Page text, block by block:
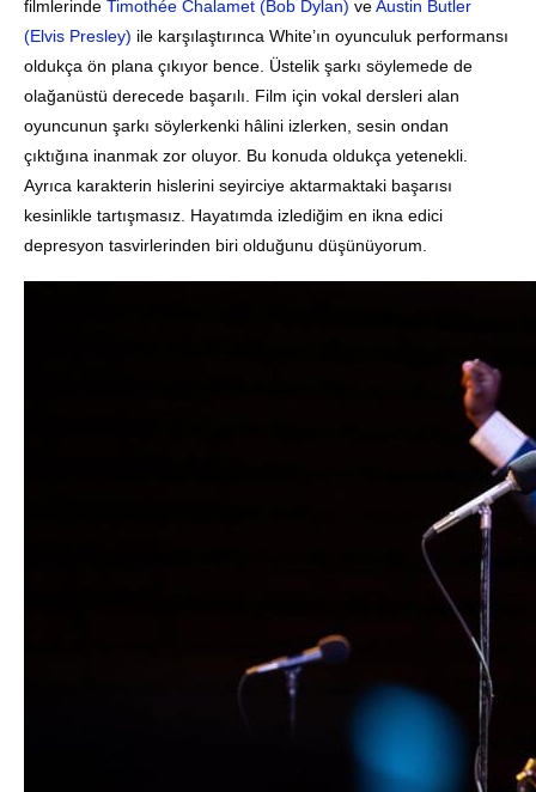
filmlerinde Timothée Chalamet (Bob Dylan) veAustin Butler
(Elvis Presley) ile karşılaştırınca White’ın oyunculuk performansı
oldukça ön plana çıkıyor bence. Üstelik şarkı söylemede de
olağanüstü derecede başarılı. Film için vokal dersleri alan
oyuncunun şarkı söylerkenki hâlini izlerken, sesin ondan
çıktığına inanmak zor oluyor. Bu konuda oldukça yetenekli.
Ayrıca karakterin hislerini seyirciye aktarmaktaki başarısı
kesinlikle tartışmasız. Hayatımda izlediğim en ikna edici
depresyon tasvirlerinden biri olduğunu düşünüyorum.